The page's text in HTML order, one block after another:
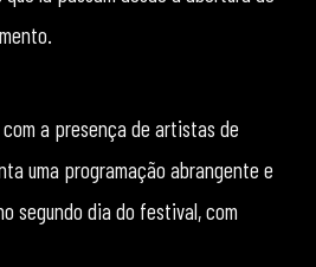
a presença de artistas de
uma programação abrangente e
segundo dia do festival, com